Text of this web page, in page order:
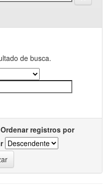
de busca.
Ordenar registros por